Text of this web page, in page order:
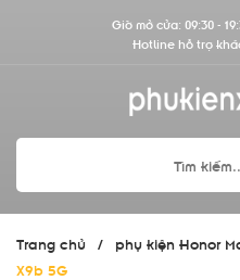
Giờ mở cửa: 09:30 -
Hotline hỗ trợ
Trang chủ / phụ kiện Honor
X9b 5G